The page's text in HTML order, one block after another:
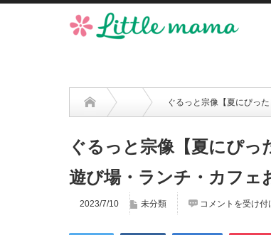
ぐるっと宗像【夏にぴっ
ぐるっと宗像【夏にぴっ
遊び場・ランチ・カフェ
2023/7/10 未分類 コメントを受け付